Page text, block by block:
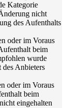
Kategorie
nicht
des Aufenthalts
oder im Voraus
beim
wurde
Anbieters
oder im Voraus
beim
eingehalten